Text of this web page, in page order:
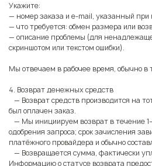
Укажите:
— номер заказа и e-mail, указанный при
— что требуется: обмен размера или
— описание проблемы (для
скриншотом или текстом ошибки).
Мы отвечаем в рабочее время, обычно в
4. Возврат денежных средств
— Возврат средств производится на
был оплачен заказ.
— Мы инициируем возврат в течение
одобрения запроса; срок зачисления
платёжного провайдера и обычно
— Возвращается сумма, фактически
Информацию о статусе возврата